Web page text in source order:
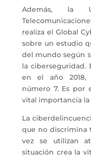
Además, la
realiza el Global
sobre un estudio
del mundo según
la ciberseguridad.
en el año 2018,
número 7. Es por
vital importancia
La
que no discrimina
vez se utilizan
situación crea la